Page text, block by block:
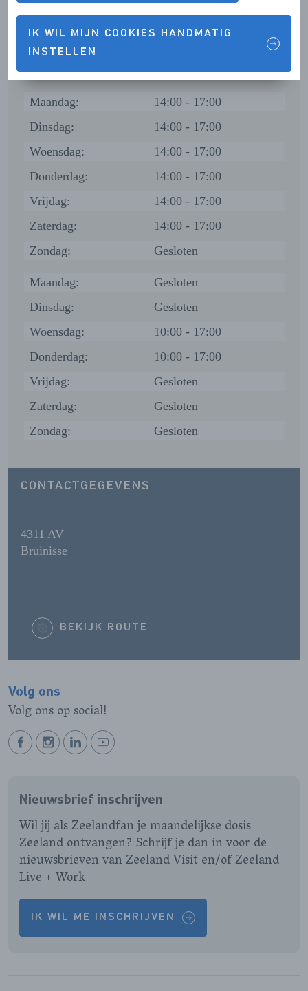
IK WIL MIJN COOKIES HANDMATIG
INSTELLEN
Zaterdag:
Zondag:
Gesloten
Maandag:
14:00 - 17:00
Dinsdag:
14:00 - 17:00
Woensdag:
14:00 - 17:00
Donderdag:
14:00 - 17:00
Vrijdag:
14:00 - 17:00
Zaterdag:
14:00 - 17:00
Zondag:
Gesloten
Maandag:
Gesloten
Dinsdag:
Gesloten
Woensdag:
10:00 - 17:00
Donderdag:
10:00 - 17:00
Vrijdag:
Gesloten
Zaterdag:
Gesloten
Zondag:
Gesloten
CONTACTGEGEVENS
4311 AV
Bruinisse
BEKIJK ROUTE
Volg ons
Volg ons op social!
BEKIJK
PAGINA
BEKIJK
PAGINA
BEKIJK
PAGINA
BEKIJK
PAGINA
Nieuwsbrief inschrijven
Wil jij als Zeelandfan je maandelijkse dosis
Zeeland ontvangen? Schrijf je dan in voor de
nieuwsbrieven van Zeeland Visit en/of Zeeland
Live + Work
IK WIL ME INSCHRIJVEN